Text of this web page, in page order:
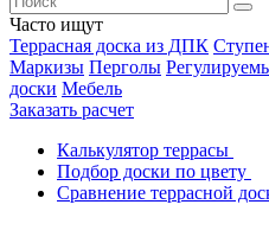
Часто ищут
Террасная доска из ДПК
Маркизы Перголы
доски Мебель
Заказать расчет
Калькулятор террасы
Подбор доски по цвету
Сравнение террасной